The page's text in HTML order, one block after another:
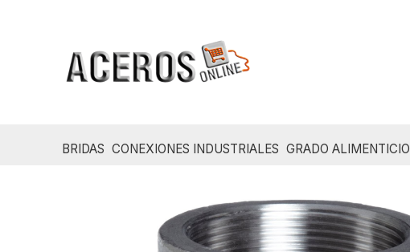
BRIDAS CONEXIONES INDUSTRIALES GRADO ALIMENTICIO